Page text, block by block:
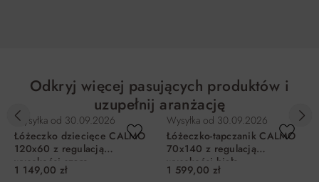
Odkryj więcej pasujących produktów i
uzupełnij aranżację
Wysyłka od 30.09.2026
Łóżeczko dziecięce CALMO
120x60 z regulacją
wysokości szare
1 149,00 zł
Wysyłka od 30.09.2026
Łóżeczko-tapczanik CALMO
70x140 z regulacją
wysokości białe
1 599,00 zł